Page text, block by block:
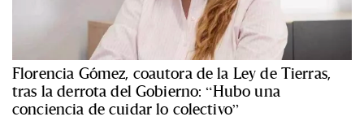
Florencia Gómez, coautora de la Ley de Tierras,
tras la derrota del Gobierno: “Hubo una
conciencia de cuidar lo colectivo”